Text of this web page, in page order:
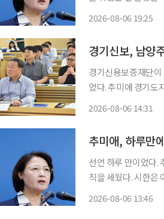
2026-08-06 19:25
경기신보, 남양
경기신용보증재단
었다. 추미애 경기도
2026-08-06 14:31
추미애, 하루만
선언 하루 만이었다.
직을 세웠다. 시한은 이달 말, 시
2026-08-06 13:46